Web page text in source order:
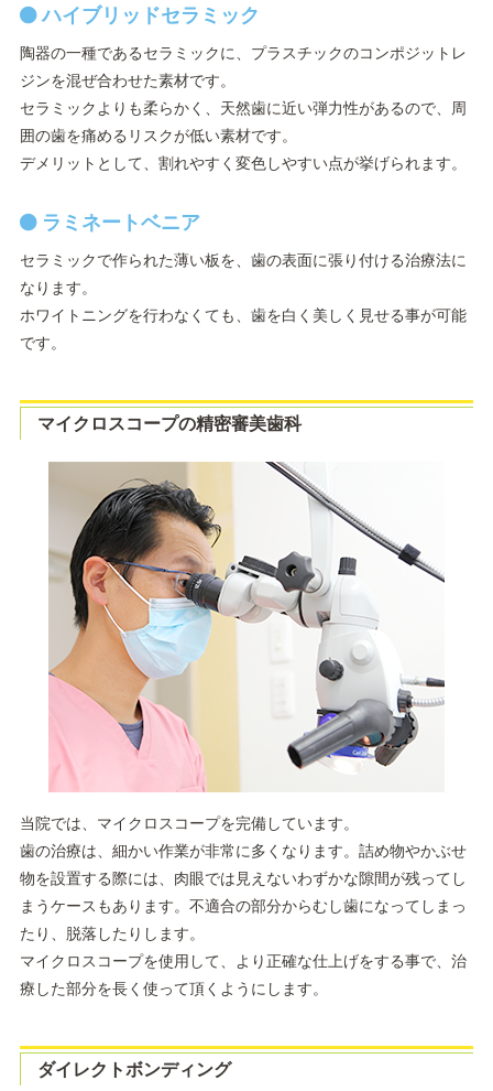
ハイブリッドセラミック
陶器の一種であるセラミックに、プラスチックのコンポジットレ
ジンを混ぜ合わせた素材です。
セラミックよりも柔らかく、天然歯に近い弾力性があるので、周
囲の歯を痛めるリスクが低い素材です。
デメリットとして、割れやすく変色しやすい点が挙げられます。
ラミネートベニア
セラミックで作られた薄い板を、歯の表面に張り付ける治療法に
なります。
ホワイトニングを行わなくても、歯を白く美しく見せる事が可能
です。
マイクロスコープの精密審美歯科
当院では、マイクロスコープを完備しています。
歯の治療は、細かい作業が非常に多くなります。詰め物やかぶせ
物を設置する際には、肉眼では見えないわずかな隙間が残ってし
まうケースもあります。不適合の部分からむし歯になってしまっ
たり、脱落したりします。
マイクロスコープを使用して、より正確な仕上げをする事で、治
療した部分を長く使って頂くようにします。
ダイレクトボンディング